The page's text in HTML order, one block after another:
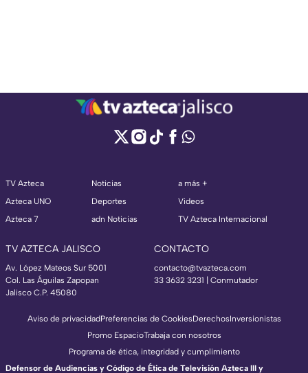
TV Azteca
Azteca UNO
Azteca 7
Noticias
Deportes
adn Noticias
a más +
Videos
TV Azteca Internacional
TV AZTECA JALISCO
Av. López Mateos Sur 5001
Col. Las Águilas Zapopan
Jalisco C.P. 45080
CONTACTO
contacto@tvazteca.com
33 3632 3231 | Conmutador
Aviso de privacidadPreferencias de CookiesDerechosInversionistas
Promo EspacioTrabaja con nosotros
Programa de ética, integridad y cumplimiento
Defensor de Audiencias y Código de Ética de Televisión Azteca III y